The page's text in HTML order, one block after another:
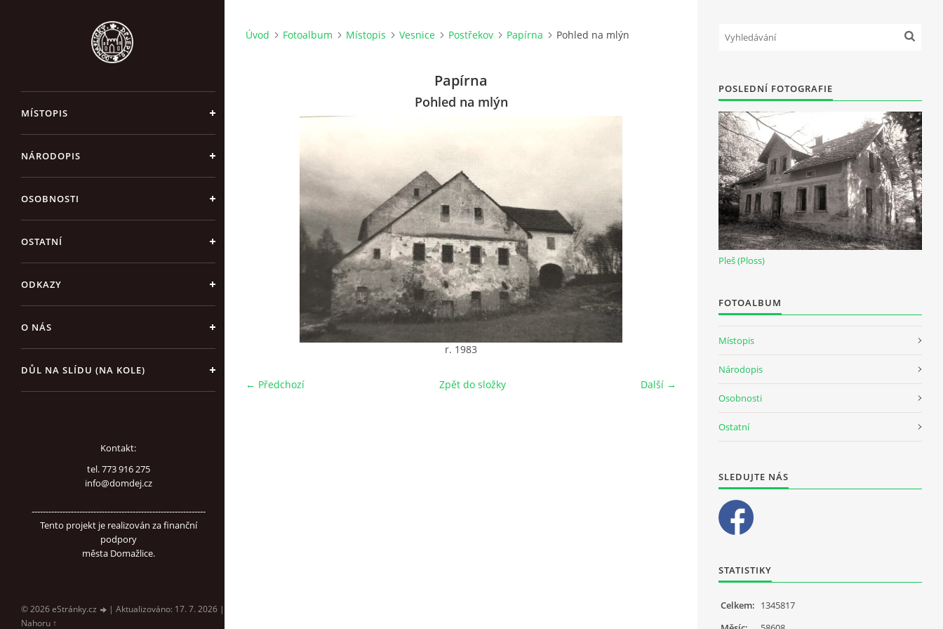
MÍSTOPIS
NÁRODOPIS
OSOBNOSTI
OSTATNÍ
ODKAZY
O NÁS
DŮL NA SLÍDU (NA KOLE)
Kontakt:
tel. 773 916 275
info@domdej.cz
--------------------------------------------------------------
Tento projekt je realizován za finanční
podpory
města Domažlice.
© 2026 eStránky.cz | Aktualizováno: 17. 7. 2026 |
Nahoru ↑
Úvod Fotoalbum Místopis Vesnice Postřekov Papírna Pohled na mlýn
Papírna
Pohled na mlýn
r. 1983
← Předchozí Další →
Zpět do složky
POSLEDNÍ FOTOGRAFIE
Pleš (Ploss)
FOTOALBUM
Místopis
Národopis
Osobnosti
Ostatní
SLEDUJTE NÁS
STATISTIKY
Celkem: 1345817